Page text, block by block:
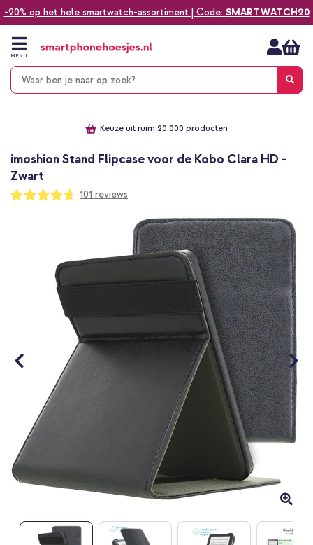
-20% op het hele smartwatch-assortiment | Code: SMARTWATCH20
naar
inhoud
MENU
Alles voor jouw telefoon, tablet, smartwatch of laptop
We've got you covered!
imoshion Stand Flipcase voor de Kobo Clara HD -
Zwart
Waardering:
93
100
101 reviews
afbeeldingen-